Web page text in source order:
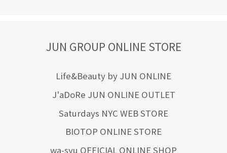
JUN GROUP ONLINE STORE
Life&Beauty by JUN ONLINE
J'aDoRe JUN ONLINE OUTLET
Saturdays NYC WEB STORE
BIOTOP ONLINE STORE
wa-syu OFFICIAL ONLINE SHOP